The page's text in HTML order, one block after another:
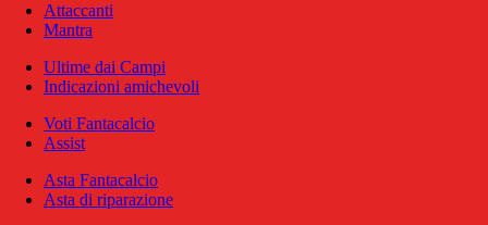
Attaccanti
Mantra
Ultime dai Campi
Indicazioni amichevoli
Voti Fantacalcio
Assist
Asta Fantacalcio
Asta di riparazione